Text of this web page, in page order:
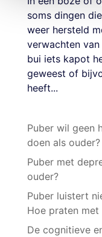
soms dingen
weer hersteld
verwachten
bui iets kapot
geweest of
heeft...
Puber wil geen
doen als ouder?
Puber met
ouder?
Puber luistert
Hoe praten met
De cognitieve